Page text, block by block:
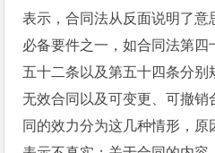
表示，合同法从反面说明了意
必备要件之一，如合同法第四
五十二条以及第五十四条分别
无效合同以及可变更、可撤销
同的效力分为这几种情形，